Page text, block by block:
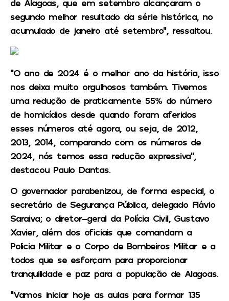
de Alagoas, que em setembro alcançaram o
segundo melhor resultado da série histórica, no
acumulado de janeiro até setembro”, ressaltou.
“O ano de 2024 é o melhor ano da história, isso
nos deixa muito orgulhosos também. Tivemos
uma redução de praticamente 55% do número
de homicídios desde quando foram aferidos
esses números até agora, ou seja, de 2012,
2013, 2014, comparando com os números de
2024, nós temos essa redução expressiva”,
destacou Paulo Dantas.
O governador parabenizou, de forma especial, o
secretário de Segurança Pública, delegado Flávio
Saraiva; o diretor-geral da Polícia Civil, Gustavo
Xavier, além dos oficiais que comandam a
Policia Militar e o Corpo de Bombeiros Militar e a
todos que se esforçam para proporcionar
tranquilidade e paz para a população de Alagoas.
“Vamos iniciar hoje as aulas para formar 135